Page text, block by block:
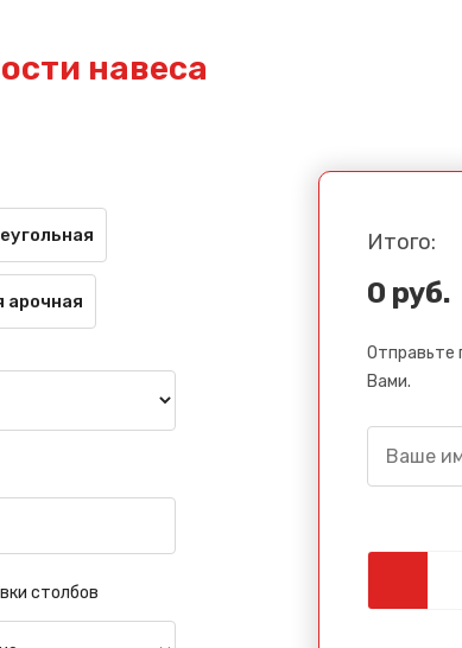
навеса
арочная
столбов
Итого:
0 руб.
Отправьте
Вами.